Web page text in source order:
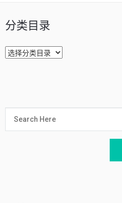
分类目录
分
类